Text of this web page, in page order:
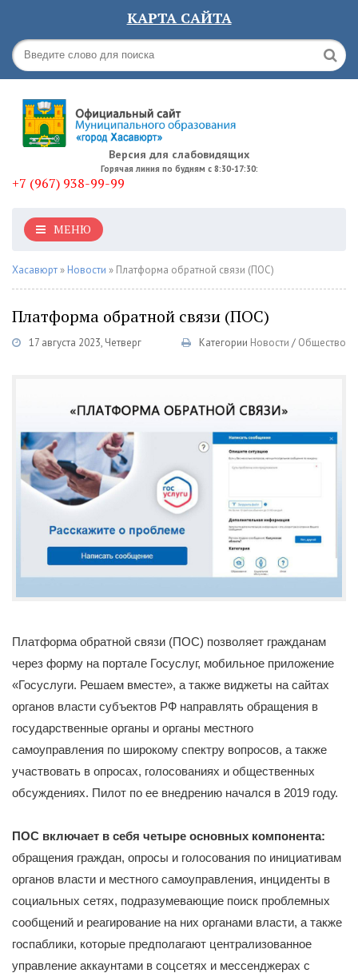
КАРТА САЙТА
Версия для слабовидящих
Горячая линия по будням с 8:30-17:30:
+7 (967) 938-99-99
МЕНЮ
Хасавюрт » Новости » Платформа обратной связи (ПОС)
Платформа обратной связи (ПОС)
17 августа 2023, Четверг Категории Новости / Общество
Платформа обратной связи (ПОС) позволяет гражданам
через форму на портале Госуслуг, мобильное приложение
«Госуслуги. Решаем вместе», а также виджеты на сайтах
органов власти субъектов РФ направлять обращения в
государственные органы и органы местного
самоуправления по широкому спектру вопросов, а также
участвовать в опросах, голосованиях и общественных
обсуждениях. Пилот по ее внедрению начался в 2019 году.
ПОС включает в себя четыре основных компонента:
обращения граждан, опросы и голосования по инициативам
органов власти и местного самоуправления, инциденты в
социальных сетях, подразумевающие поиск проблемных
сообщений и реагирование на них органами власти, а также
госпаблики, которые предполагают централизованное
управление аккаунтами в соцсетях и мессенджерах с